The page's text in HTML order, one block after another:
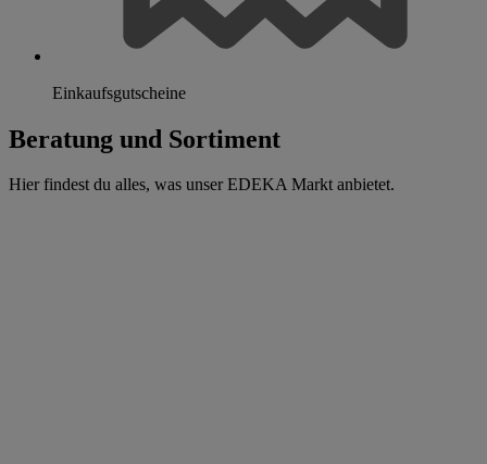
Einkaufsgutscheine
Beratung und Sortiment
Hier findest du alles, was unser EDEKA Markt anbietet.